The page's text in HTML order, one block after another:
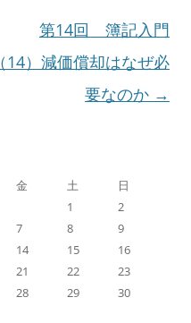
第14回 簿記入門
（14）減価償却はなぜ必
要なのか →
金 土
日
1
2
7 8
9
14 15
16
21 22
23
28 29
30